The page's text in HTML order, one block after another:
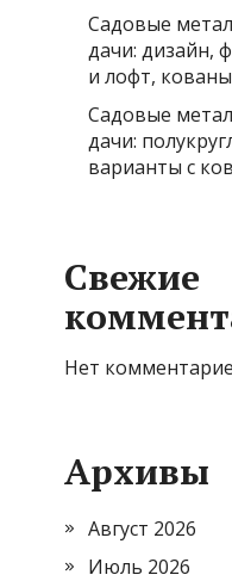
Садовые
дачи: дизайн,
и лофт,
Садовые
дачи:
варианты с
Свежие
Нет
Архивы
Август 2026
Июль 2026